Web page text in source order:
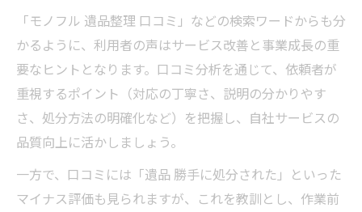
「モノフル 遺品整理 口コミ」などの検索ワードからも分
かるように、利用者の声はサービス改善と事業成長の重
要なヒントとなります。口コミ分析を通じて、依頼者が
重視するポイント（対応の丁寧さ、説明の分かりやす
さ、処分方法の明確化など）を把握し、自社サービスの
品質向上に活かしましょう。
一方で、口コミには「遺品 勝手に処分された」といった
マイナス評価も見られますが、これを教訓とし、作業前